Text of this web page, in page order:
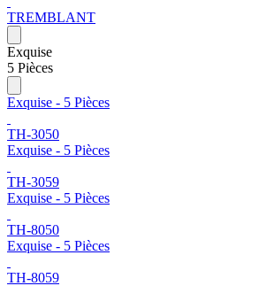
TREMBLANT
Exquise
5 Pièces
Exquise - 5 Pièces
TH-3050
Exquise - 5 Pièces
TH-3059
Exquise - 5 Pièces
TH-8050
Exquise - 5 Pièces
TH-8059